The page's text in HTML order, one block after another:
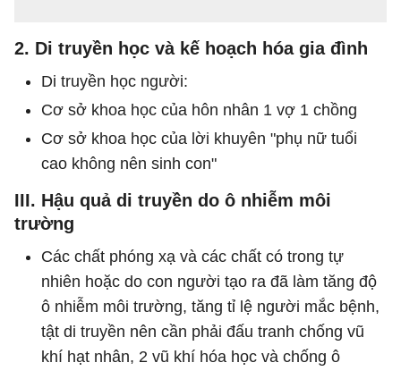
2. Di truyền học và kế hoạch hóa gia đình
Di truyền học người:
Cơ sở khoa học của hôn nhân 1 vợ 1 chồng
Cơ sở khoa học của lời khuyên "phụ nữ tuổi
cao không nên sinh con"
III. Hậu quả di truyền do ô nhiễm môi
trường
Các chất phóng xạ và các chất có trong tự
nhiên hoặc do con người tạo ra đã làm tăng độ
ô nhiễm môi trường, tăng tỉ lệ người mắc bệnh,
tật di truyền nên cần phải đấu tranh chống vũ
khí hạt nhân, 2 vũ khí hóa học và chống ô